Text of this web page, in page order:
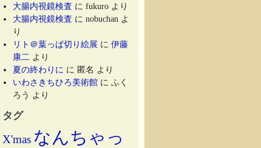
大腸内視鏡検査 にfukuro より
大腸内視鏡検査 にnobuchan よ
り
リト＠葉っぱ切り絵展 に伊藤
康二 より
夏の終わりに に匿名 より
いわさきちひろ美術館 にふく
ろう より
タグ
X'mas なんちゃっ